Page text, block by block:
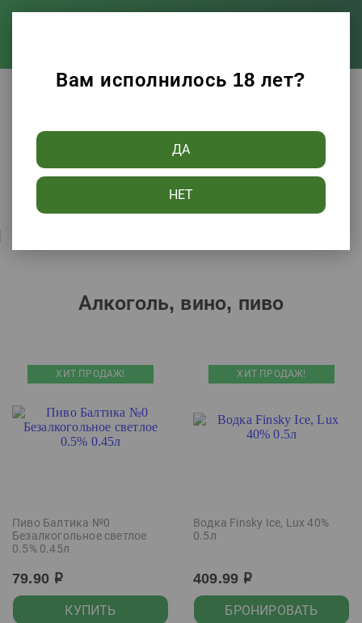
Вам исполнилось 18 лет?
ДА
НЕТ
Сортировать по:
Алкоголь, вино, пиво
ХИТ ПРОДАЖ!
Пиво Балтика №0
Безалкогольное светлое
0.5% 0.45л
79.90 р
КУПИТЬ
ХИТ ПРОДАЖ!
Водка Finsky Ice, Lux 40%
0.5л
409.99 р
БРОНИРОВАТЬ